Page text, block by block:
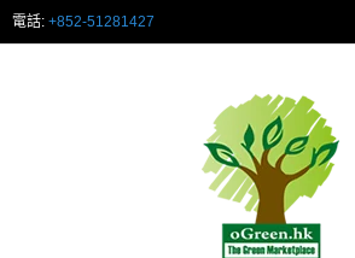
電話: +852-51281427